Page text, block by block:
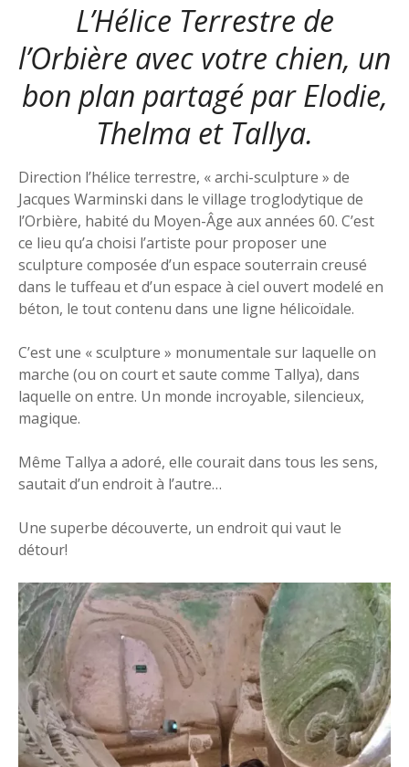
L’Hélice Terrestre de
l’Orbière avec votre chien, un
bon plan partagé par Elodie,
Thelma et Tallya.
Direction l’hélice terrestre, « archi-sculpture » de
Jacques Warminski dans le village troglodytique de
l’Orbière, habité du Moyen-Âge aux années 60. C’est
ce lieu qu’a choisi l’artiste pour proposer une
sculpture composée d’un espace souterrain creusé
dans le tuffeau et d’un espace à ciel ouvert modelé en
béton, le tout contenu dans une ligne hélicoïdale.
C’est une « sculpture » monumentale sur laquelle on
marche (ou on court et saute comme Tallya), dans
laquelle on entre. Un monde incroyable, silencieux,
magique.
Même Tallya a adoré, elle courait dans tous les sens,
sautait d’un endroit à l’autre…
Une superbe découverte, un endroit qui vaut le
détour!